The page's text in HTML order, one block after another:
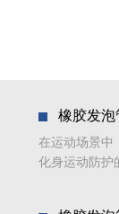
橡胶发泡
在运动场景中
化身运动防护